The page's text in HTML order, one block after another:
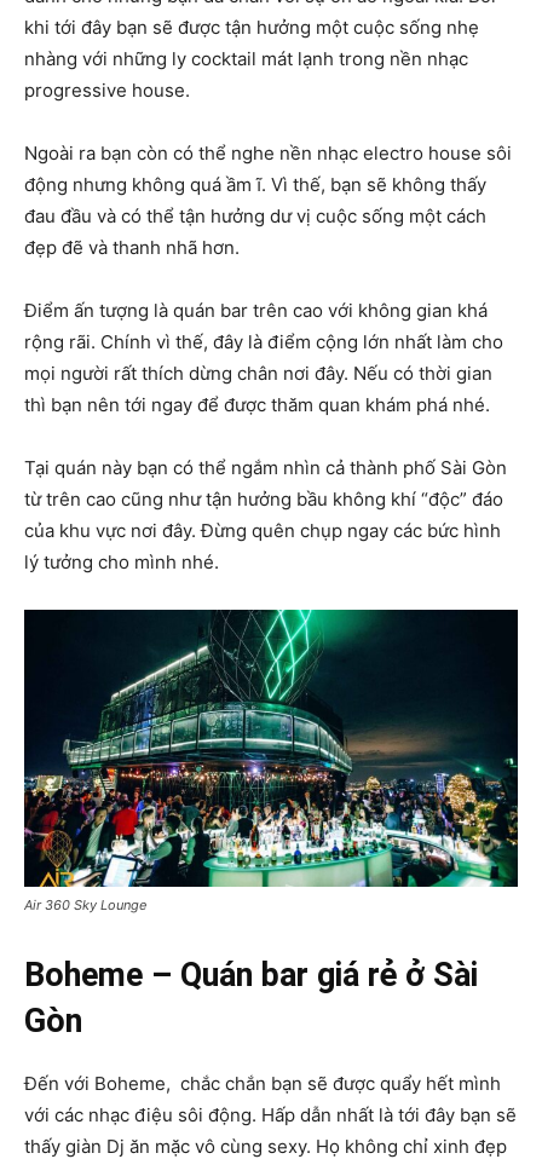
khi tới đây bạn sẽ được tận hưởng một cuộc sống nhẹ
nhàng với những ly cocktail mát lạnh trong nền nhạc
progressive house.
Ngoài ra bạn còn có thể nghe nền nhạc electro house sôi
động nhưng không quá ầm ĩ. Vì thế, bạn sẽ không thấy
đau đầu và có thể tận hưởng dư vị cuộc sống một cách
đẹp đẽ và thanh nhã hơn.
Điểm ấn tượng là quán bar trên cao với không gian khá
rộng rãi. Chính vì thế, đây là điểm cộng lớn nhất làm cho
mọi người rất thích dừng chân nơi đây. Nếu có thời gian
thì bạn nên tới ngay để được thăm quan khám phá nhé.
Tại quán này bạn có thể ngắm nhìn cả thành phố Sài Gòn
từ trên cao cũng như tận hưởng bầu không khí “độc” đáo
của khu vực nơi đây. Đừng quên chụp ngay các bức hình
lý tưởng cho mình nhé.
Air 360 Sky Lounge
Boheme – Quán bar giá rẻ ở Sài
Gòn
Đến với Boheme, chắc chắn bạn sẽ được quẩy hết mình
với các nhạc điệu sôi động. Hấp dẫn nhất là tới đây bạn sẽ
thấy giàn Dj ăn mặc vô cùng sexy. Họ không chỉ xinh đẹp